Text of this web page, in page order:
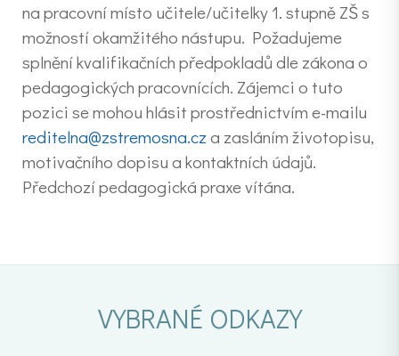
na pracovní místo učitele/učitelky 1. stupně ZŠ s
možností okamžitého nástupu. Požadujeme
splnění kvalifikačních předpokladů dle zákona o
pedagogických pracovnících. Zájemci o tuto
pozici se mohou hlásit prostřednictvím e-mailu
reditelna@zstremosna.cz a zasláním životopisu,
motivačního dopisu a kontaktních údajů.
Předchozí pedagogická praxe vítána.
VYBRANÉ ODKAZY